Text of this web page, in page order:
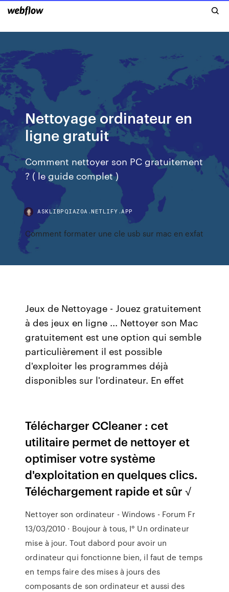
Nettoyage ordinateur en
ligne gratuit
Comment nettoyer son PC gratuitement
? ( le guide complet )
ASKLIBPQIAZOA.NETLIFY.APP
Comment formater une cle usb sur mac en exfat
Jeux de Nettoyage - Jouez gratuitement
à des jeux en ligne ... Nettoyer son Mac
gratuitement est une option qui semble
particulièrement il est possible
d'exploiter les programmes déjà
disponibles sur l'ordinateur. En effet
Télécharger CCleaner : cet
utilitaire permet de nettoyer et
optimiser votre système
d'exploitation en quelques clics.
Téléchargement rapide et sûr √
Nettoyer son ordinateur - Windows - Forum Fr
13/03/2010 · Boujour à tous, I° Un ordinateur
mise à jour. Tout dabord pour avoir un
ordinateur qui fonctionne bien, il faut de temps
en temps faire des mises à jours des
composants de son ordinateur et aussi des